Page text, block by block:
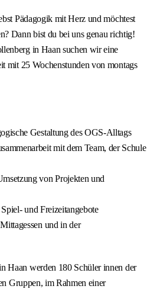
Pädagogik mit Herz und möchtest
Dann bist du bei uns genau richtig!
in Haan suchen wir eine
mit 25 Wochenstunden von montags
Gestaltung des OGS-Alltags
mit dem Team, der Schule
von Projekten und
und Freizeitangebote
und in der
Haan werden 180 Schüler innen der
Gruppen, im Rahmen einer